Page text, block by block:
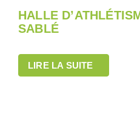
HALLE
SABLÉ
LIRE LA SUITE